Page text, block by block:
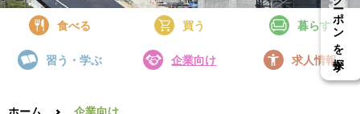
クーポンを探す
食べる 買う 暮らす
習う・学ぶ 企業向け 求人情報